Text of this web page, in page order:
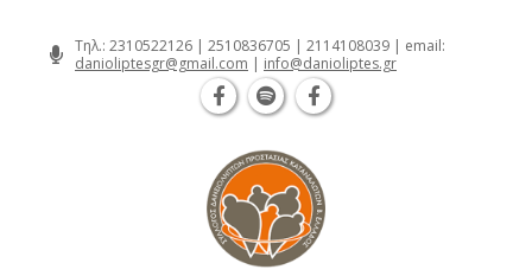
Τηλ.: 2310522126 | 2510836705 | 2114108039 | email:
danioliptesgr@gmail.com | info@danioliptes.gr